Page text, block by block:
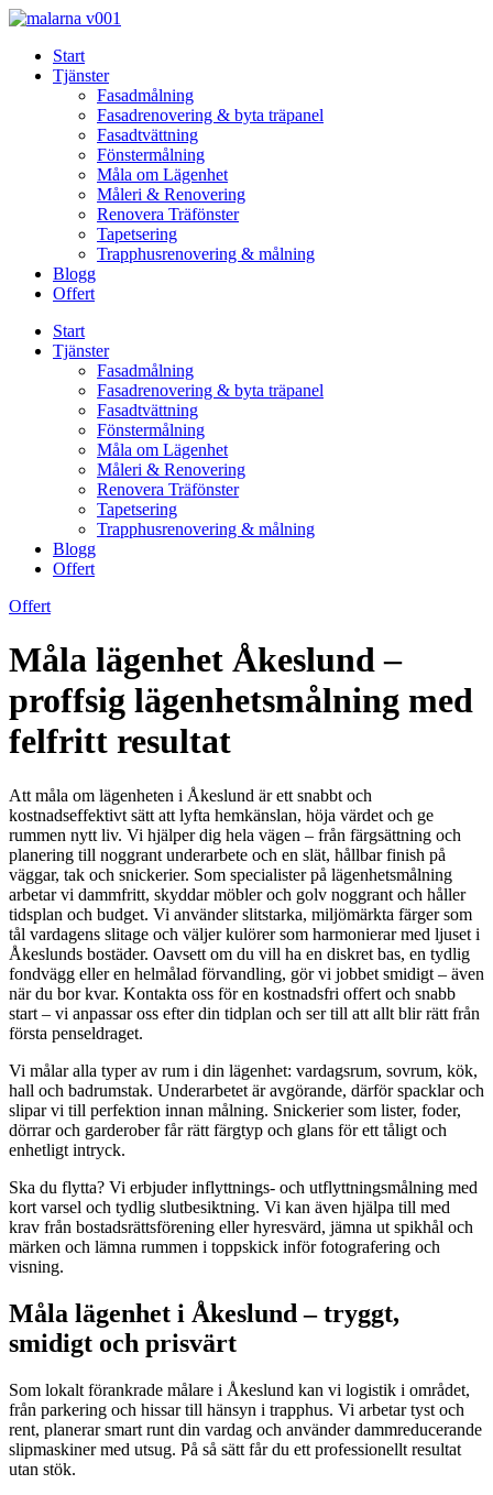
Skip
contentStart
Tjänster
Fasadmålning
Fasadrenovering & byta träpanel
Fasadtvättning
Fönstermålning
Måla om Lägenhet
Måleri & Renovering
Renovera Träfönster
Tapetsering
Trapphusrenovering & målning
Blogg
Offert
Start
Tjänster
Fasadmålning
Fasadrenovering & byta träpanel
Fasadtvättning
Fönstermålning
Måla om Lägenhet
Måleri & Renovering
Renovera Träfönster
Tapetsering
Trapphusrenovering & målning
Blogg
Offert
Offert
Måla lägenhet Åkeslund –
proffsig lägenhetsmålning med
felfritt resultat
Att måla om lägenheten i Åkeslund är ett snabbt och
kostnadseffektivt sätt att lyfta hemkänslan, höja värdet och ge
rummen nytt liv. Vi hjälper dig hela vägen – från färgsättning och
planering till noggrant underarbete och en slät, hållbar finish på
väggar, tak och snickerier. Som specialister på lägenhetsmålning
arbetar vi dammfritt, skyddar möbler och golv noggrant och håller
tidsplan och budget. Vi använder slitstarka, miljömärkta färger som
tål vardagens slitage och väljer kulörer som harmonierar med ljuset i
Åkeslunds bostäder. Oavsett om du vill ha en diskret bas, en tydlig
fondvägg eller en helmålad förvandling, gör vi jobbet smidigt – även
när du bor kvar. Kontakta oss för en kostnadsfri offert och snabb
start – vi anpassar oss efter din tidplan och ser till att allt blir rätt från
första penseldraget.
Vi målar alla typer av rum i din lägenhet: vardagsrum, sovrum, kök,
hall och badrumstak. Underarbetet är avgörande, därför spacklar och
slipar vi till perfektion innan målning. Snickerier som lister, foder,
dörrar och garderober får rätt färgtyp och glans för ett tåligt och
enhetligt intryck.
Ska du flytta? Vi erbjuder inflyttnings- och utflyttningsmålning med
kort varsel och tydlig slutbesiktning. Vi kan även hjälpa till med
krav från bostadsrättsförening eller hyresvärd, jämna ut spikhål och
märken och lämna rummen i toppskick inför fotografering och
visning.
Måla lägenhet i Åkeslund – tryggt,
smidigt och prisvärt
Som lokalt förankrade målare i Åkeslund kan vi logistik i området,
från parkering och hissar till hänsyn i trapphus. Vi arbetar tyst och
rent, planerar smart runt din vardag och använder dammreducerande
slipmaskiner med utsug. På så sätt får du ett professionellt resultat
utan stök.